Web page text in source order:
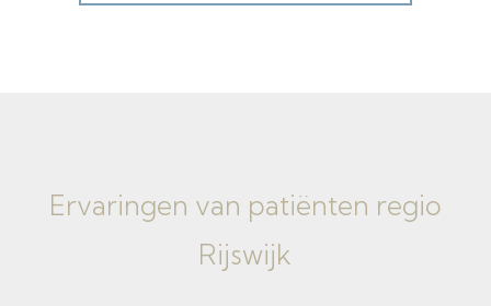
Ervaringen van patiënten regio
Rijswijk